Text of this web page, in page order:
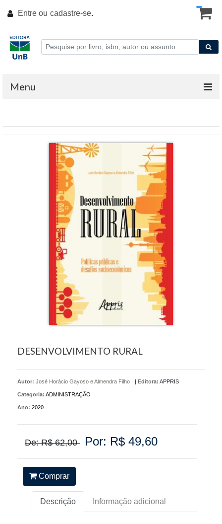
Entre ou cadastre-se.
Menu
DESENVOLVIMENTO RURAL
Autor: José Horácio Gayoso e Almendra Filho | Editora: APPRIS
Categoria: ADMINISTRAÇÃO
Ano: 2020
De: R$ 62,00 Por: R$ 49,60
Comprar
Descrição Informação adicional